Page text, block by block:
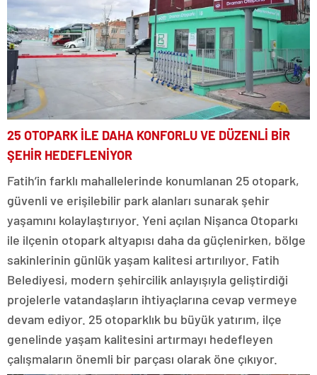
25 OTOPARK İLE DAHA KONFORLU VE DÜZENLİ BİR
ŞEHİR HEDEFLENİYOR
Fatih’in farklı mahallelerinde konumlanan 25 otopark,
güvenli ve erişilebilir park alanları sunarak şehir
yaşamını kolaylaştırıyor. Yeni açılan Nişanca Otoparkı
ile ilçenin otopark altyapısı daha da güçlenirken, bölge
sakinlerinin günlük yaşam kalitesi artırılıyor. Fatih
Belediyesi, modern şehircilik anlayışıyla geliştirdiği
projelerle vatandaşların ihtiyaçlarına cevap vermeye
devam ediyor. 25 otoparklık bu büyük yatırım, ilçe
genelinde yaşam kalitesini artırmayı hedefleyen
çalışmaların önemli bir parçası olarak öne çıkıyor.